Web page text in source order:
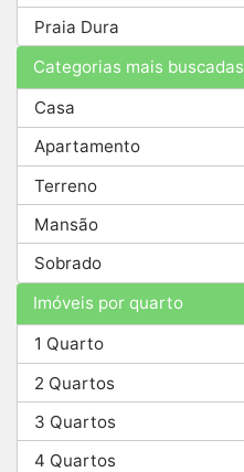
Praia Dura
Categorias mais buscadas
Casa
Apartamento
Terreno
Mansão
Sobrado
Imóveis por quarto
1 Quarto
2 Quartos
3 Quartos
4 Quartos